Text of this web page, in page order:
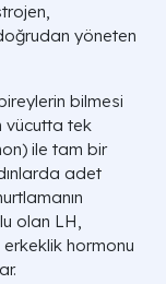
yöneten
bilmesi
vücutta tek
ile tam bir
adet
olan LH,
hormonu